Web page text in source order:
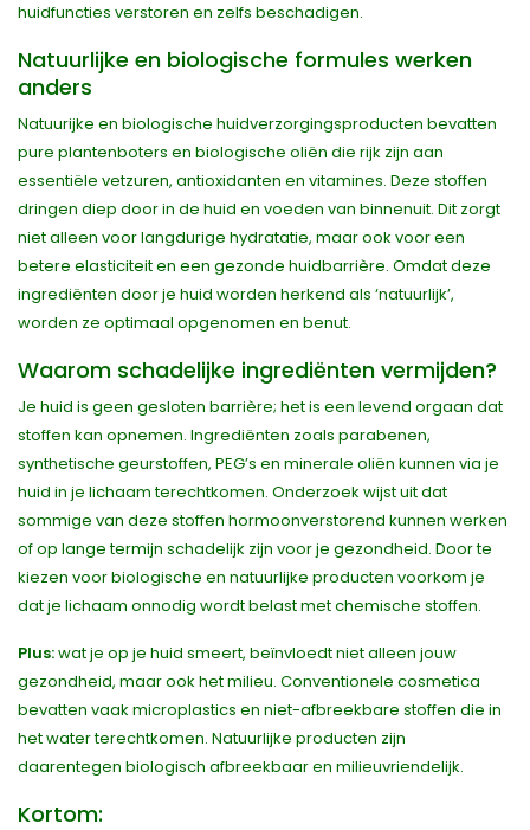
huidfuncties verstoren en zelfs beschadigen.
Natuurlijke en biologische formules werken
anders
Natuurijke en biologische huidverzorgingsproducten bevatten
pure plantenboters en biologische oliën die rijk zijn aan
essentiële vetzuren, antioxidanten en vitamines. Deze stoffen
dringen diep door in de huid en voeden van binnenuit. Dit zorgt
niet alleen voor langdurige hydratatie, maar ook voor een
betere elasticiteit en een gezonde huidbarrière. Omdat deze
ingrediënten door je huid worden herkend als ‘natuurlijk’,
worden ze optimaal opgenomen en benut.
Waarom schadelijke ingrediënten vermijden?
Je huid is geen gesloten barrière; het is een levend orgaan dat
stoffen kan opnemen. Ingrediënten zoals parabenen,
synthetische geurstoffen, PEG’s en minerale oliën kunnen via je
huid in je lichaam terechtkomen. Onderzoek wijst uit dat
sommige van deze stoffen hormoonverstorend kunnen werken
of op lange termijn schadelijk zijn voor je gezondheid. Door te
kiezen voor biologische en natuurlijke producten voorkom je
dat je lichaam onnodig wordt belast met chemische stoffen.
Plus:wat je op je huid smeert, beïnvloedt niet alleen jouw
gezondheid, maar ook het milieu. Conventionele cosmetica
bevatten vaak microplastics en niet-afbreekbare stoffen die in
het water terechtkomen. Natuurlijke producten zijn
daarentegen biologisch afbreekbaar en milieuvriendelijk.
Kortom: